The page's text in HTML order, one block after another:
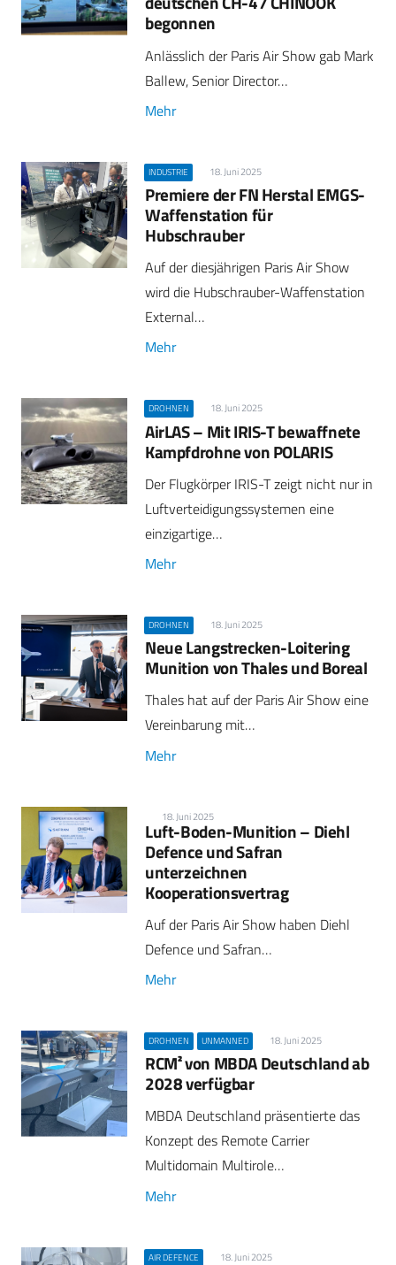
begonnen
Anlässlich der Paris Air Show gab Mark
Ballew, Senior Director…
Mehr
INDUSTRIE 18. Juni 2025
Premiere der FN Herstal EMGS-
Waffenstation für
Hubschrauber
Auf der diesjährigen Paris Air Show
wird die Hubschrauber-Waffenstation
External…
Mehr
DROHNEN 18. Juni 2025
AirLAS – Mit IRIS-T bewaffnete
Kampfdrohne von POLARIS
Der Flugkörper IRIS-T zeigt nicht nur in
Luftverteidigungssystemen eine
einzigartige…
Mehr
DROHNEN 18. Juni 2025
Neue Langstrecken-Loitering
Munition von Thales und Boreal
Thales hat auf der Paris Air Show eine
Vereinbarung mit…
Mehr
18. Juni 2025
Luft-Boden-Munition – Diehl
Defence und Safran
unterzeichnen
Kooperationsvertrag
Auf der Paris Air Show haben Diehl
Defence und Safran…
Mehr
DROHNEN UNMANNED 18. Juni 2025
RCM² von MBDA Deutschland ab
2028 verfügbar
MBDA Deutschland präsentierte das
Konzept des Remote Carrier
Multidomain Multirole…
Mehr
AIR DEFENCE 18. Juni 2025